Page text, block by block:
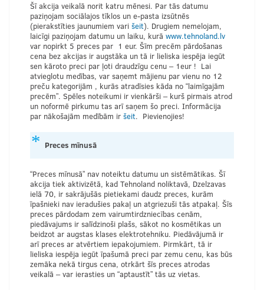
Šī akcija veikalā norit katru mēnesi. Par tās datumu
paziņojam sociālajos tīklos un e-pasta izsūtnēs
(pierakstīties jaunumiem vari šeit). Drugiem nemelojam,
laicīgi paziņojam datumu un laiku, kurā www.tehnoland.lv
var nopirkt 5 preces par 1 eur. Šīm precēm pārdošanas
cena bez akcijas ir augstāka un tā ir lieliska iespēja iegūt
sen kāroto preci par ļoti draudzīgu cenu – 1eur ! Lai
atvieglotu medības, var saņemt mājienu par vienu no 12
preču kategorijām , kurās atradīsies kāda no “laimīgajām
precēm”. Spēles noteikumi ir vienkārši – kurš pirmais atrod
un noformē pirkumu tas arī saņem šo preci. Informācija
par nākošajām medībām ir šeit. Pievienojies!
Preces mīnusā
“Preces mīnusā” nav noteiktu datumu un sistēmātikas. Šī
akcija tiek aktivizētā, kad Tehnoland noliktavā, Dzelzavas
ielā 70, ir sakrājušās pietiekami daudz preces, kurām
īpašnieki nav ieradušies pakaļ un atgriezuši tās atpakaļ. Šīs
preces pārdodam zem vairumtirdzniecības cenām,
piedāvajums ir salīdzinoši plašs, sākot no kosmētikas un
beidzot ar augstas klases elektrotehniku. Piedāvājumā ir
arī preces ar atvērtiem iepakojumiem. Pirmkārt, tā ir
lieliska iespēja iegūt īpašumā preci par zemu cenu, kas būs
zemāka nekā tirgus cena, otrkārt šīs preces atrodas
veikalā – var ierasties un “aptaustīt” tās uz vietas.